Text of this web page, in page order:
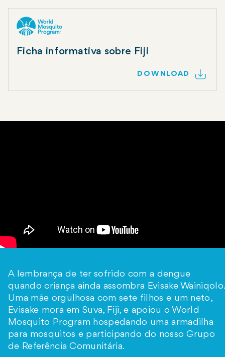
Ficha informativa sobre Fiji
DOWNLOAD
A lembrança de ter sofrido com a dengue
quando criança ainda assombra Evisake Wainiqolo.
Uma mãe orgulhosa com sete filhos e um neto,
Evisake mora em Suva, Fiji, e apoiou o World
Mosquito Program hospedando uma armadilha
para mosquitos e participando do nosso Grupo
de Referência Comunitária.